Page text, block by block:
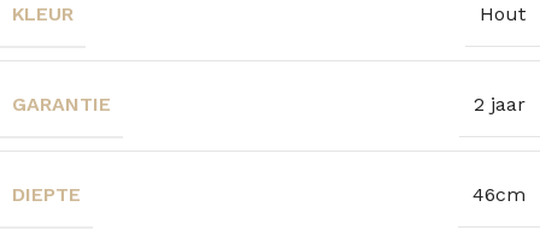
KLEUR Hout
GARANTIE 2 jaar
DIEPTE 46cm